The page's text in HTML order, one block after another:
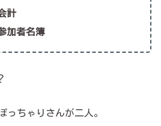
計
加者名簿
っちゃりさんが二人。